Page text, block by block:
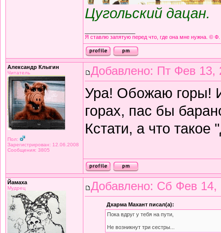
Цугольский дацан.
Я ставлю запятую перед что, где она мне нужна. ©
Александр Клыгин
Читатель
Пол:
Зарегистрирован: 12.06.2008
Сообщения: 3805
Добавлено: Пт Фев 13,
Ура! Обожаю горы!
горах, пас бы
Кстати, а что
Йамаха
Мудрец Добавлено: Сб Фев 14,
Дхарма Махант писал(а):
Пока вдруг у тебя на пути,
Не возникнут три сестры...